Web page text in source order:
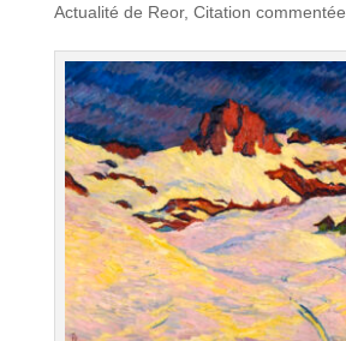
Actualité de Reor, Citation commentée